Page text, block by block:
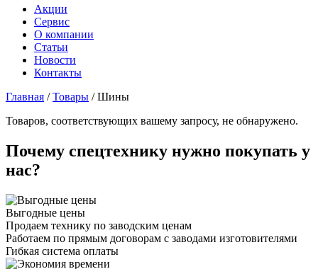
Акции
Сервис
О компании
Статьи
Новости
Контакты
Главная /Товары /Шины
Товаров, соответствующих вашему запросу, не обнаружено.
Почему спецтехнику нужно покупать у
нас?
Выгодные цены
Продаем технику по заводским ценам
Работаем по прямым договорам с заводами изготовителями
Гибкая система оплаты